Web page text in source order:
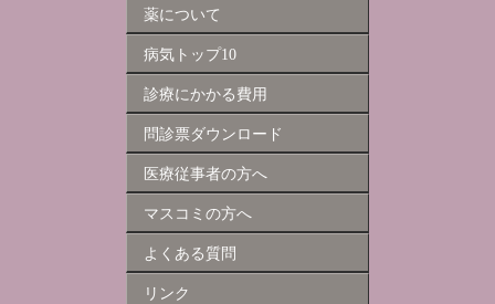
薬について
病気トップ10
診療にかかる費用
問診票ダウンロード
医療従事者の方へ
マスコミの方へ
よくある質問
リンク